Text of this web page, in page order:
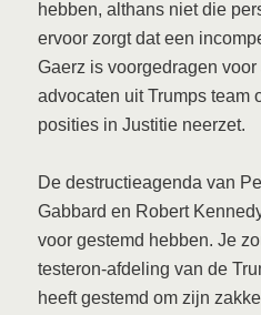
hebben, althans niet die
ervoor zorgt dat een
Gaerz is voorgedragen
advocaten uit Trumps team
posities in Justitie neerzet.
De destructieagenda van
Gabbard en Robert
voor gestemd hebben. Je
testeron-afdeling van de
heeft gestemd om zijn